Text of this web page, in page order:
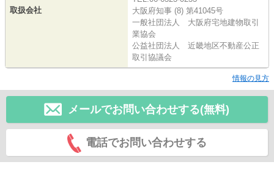
取扱会社
大阪府知事 (8) 第41045号
一般社団法人 大阪府宅地建物取引
業協会
公益社団法人 近畿地区不動産公正
取引協議会
情報の見方
メールでお問い合わせする(無料)
電話でお問い合わせする